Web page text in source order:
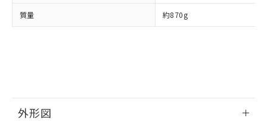
質量 約870g
外形図
オムロン制御機器販売店や当社販売拠
点は「販売ネットワーク
」をご確認
フタル酸エステル類の４物質については閾値を超える意
図的な使用がないことを確認しています。
月が前後することがあります。
質が外部に漏えいし、環境に深刻な影響を
及ぼさない年数を意味します。
ル、化学兵器、生物兵器またはその他
武器並びにこれらの製造装置等に一切
法に輸出するおそれがある場合は、取
在庫なし(最新の在庫状況につ
いては、お客様のお取引先、ま